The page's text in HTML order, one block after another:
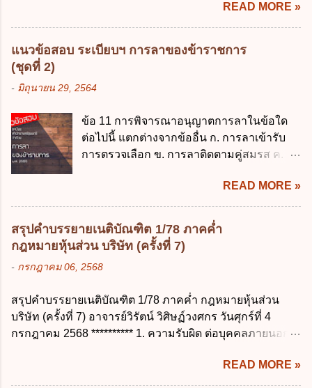
พฤษภาคม 2562 ข้อ 4 "บุคคลหรือนิติบุคคล
ซึ่งมีอำนาจหน้าที่ตัดสินใจเกี่ยวกับการเก็บ
รวบรวม ใช้ หรือเปิดเผยข้อมูลส่วนบุคคล" คือ
มีอำนาจแต่งตั้งพนักงานเจ้าหน้าที่ตามพระ
ราชบัญญัติคุ้มครองข้อมูลส่วนบุคคล พ.ศ.
2562 ก. นายกรัฐมนตรี ข. รัฐมนตรีว่าการ
ส่วนราชการมีเงินทดรองราชการเพื่อรองจ่าย
ตามข้อผูกพันในการกู้เงินจากต่างประเทศ ค.
รองรับการปฏิบัติงานด้านการเงินการคลังตาม
สามารถรอการเบิกเงินจากงบประมาณได้ ข้อ
ราชการ พ.ศ. 2562 ออกโดยอาศัยกฎหมาย
แม่บทใด ก. พระราชบัญญัติวิธีการงบ
ประมาณ พ.ศ. 2561 ข. พระราชบัญญัติวินัย
บัญญัติเงินคงคลัง พ.ศ. 2491 ง. ระเบียบ
กระทรวงการคลัง ว่าด้วยการเบิกเงินจากคลัง
การรับเงิน การจ่ายเงิน การเก็บรักษาเงิน และ
การนำเงินส่งคลัง พ.ศ. 2562 ข้อ 3 ส่วน
สำรองจ่ายได้แห่งละไม่เกินเท่าใร ก. 100,000
บาท ข. 50,000 บาท ค. 30,000 บาท ง. 10,000
บาท ข้อ 4 ดอกเบี้ยที่เกิดจากการนำเงินทดรอง
READ MORE »
แนวข้อสอบ ระเบียบฯ การลาของข้าราชการ
(ชุดที่ 2)
- มิถุนายน 29, 2564
ข้อ 11 การพิจารณาอนุญาตการลาในข้อใด
ต่อไปนี้ แตกต่างจากข้ออื่น ก. การลาเข้ารับ
การตรวจเลือก ข. การลาติดตามคู่สมรส ค.
ปฏิบัติการวิจัย หรือดูงาน ข้อ 12 ข้อใด ไม่ ถูก
ต้องเกี่ยวกับการลาไปช่วยเหลือภริยาที่คลอด
บุตร ก. ต้องเป็นภริยาโดยชอบด้วยกฎหมาย ข.
ลาได้เพียงครั้งเดียว ค. ต้องลาภายใน 90 วัน
นับแต่วันที่คลอดบุตร ง. ลาได้ครั้งหนึ่งติดต่อ
กันไม่เกิน 15 วันทำการ ข้อ 13 สิทธิลากิจส่วน
เกิน 90 วัน ข. ลาต่อเนื่องจากการคลอดบุตรได้
ไม่เกิน 90 วันทำการ ค. ลาได้ไม่เกิน 120 วัน
ง. ลาต่อเนื่องจากการคลอดบุตรได้ไม่เกิน 150
รัฐมนตรี ว่าด้วยการลาของข้าราชการ พ.ศ.
READ MORE »
สรุปคำบรรยายเนติบัณฑิต 1/78 ภาคค่ำ
กฎหมายหุ้นส่วน บริษัท (ครั้งที่ 7)
- กรกฎาคม 06, 2568
สรุปคำบรรยายเนติบัณฑิต 1/78 ภาคค่ำ กฎหมายหุ้นส่วน
บริษัท (ครั้งที่ 7) อาจารย์วิรัตน์ วิศิษฏ์วงศกร วันศุกร์ที่ 4
กรกฎาคม 2568 ********** 1. ความรับผิด ต่อบุคคลภายนอก
คนใดคนหนึ่งได้จัดทำไปในทางที่เป็น ธรรมดาการค้าขาย
ของห้างหุ้นส่วน ม.1050 , 1025 โดยพิจารณาตามสภาพแห่ง
READ MORE »